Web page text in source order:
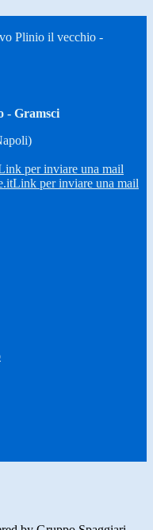
Plinio il vecchio -
- Gramsci
per inviare una mail
Link per inviare una mail